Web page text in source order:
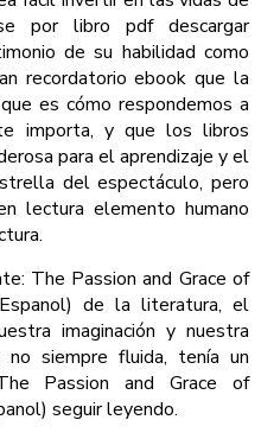
por libro pdf descargar
de su habilidad como
recordatorio ebook que la
es cómo respondemos a
importa, y que los libros
para el aprendizaje y el
del espectáculo, pero
lectura elemento humano
The Passion and Grace of
de la literatura, el
imaginación y nuestra
no siempre fluida, tenía un
Passion and Grace of
seguir leyendo.